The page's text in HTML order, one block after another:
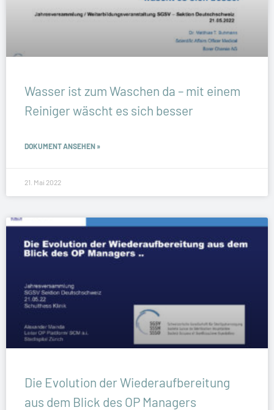
Wasser ist zum Waschen da – mit einem
Reiniger wäscht es sich besser
DOKUMENT ANSEHEN »
21. Mai 2022
Die Evolution der Wiederaufbereitung
aus dem Blick des OP Managers